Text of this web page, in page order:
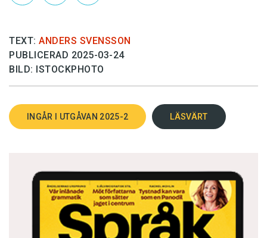
TEXT: ANDERS SVENSSON
PUBLICERAD 2025-03-24
BILD: ISTOCKPHOTO
INGÅR I UTGÅVAN 2025-2 LÄSVÄRT